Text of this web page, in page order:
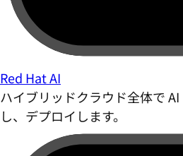
Red Hat AI
ハイブリッドクラウド全体で
し、デプロイします。